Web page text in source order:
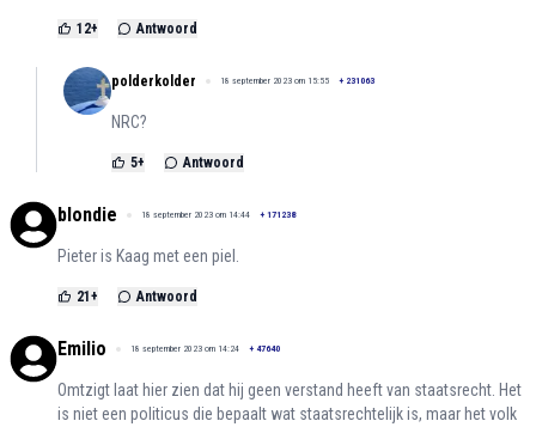
12+ Antwoord
polderkolder 18 september 2023 om 15:55 + 231063
NRC?
5+ Antwoord
blondie 18 september 2023 om 14:44 + 171238
Pieter is Kaag met een piel.
21 + Antwoord
Emilio 18 september 2023 om 14:24 + 47640
Omtzigt laat hier zien dat hij geen verstand heeft van staatsrecht. Het
is niet een politicus die bepaalt wat staatsrechtelijk is, maar het volk